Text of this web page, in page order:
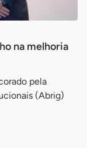
na melhoria
pela
(Abrig)